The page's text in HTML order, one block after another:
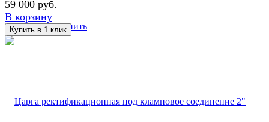
избранное сравнить
59 000 руб.
В корзину